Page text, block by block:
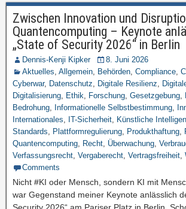
Zwischen Innovation und
Quantencomputing – Keynote
„State of Security 2026“ in Berlin
Dennis-Kenji Kipker
8. Juni 2026
Aktuelles, Allgemein, Behörden, Compliance,
Cyberwar, Datenschutz, Digitale Resilienz,
Digitalisierung, Ethik, Forschung, Gesetzgebung,
Bedrohung, Informationelle Selbstbestimmung,
Internationales, IT-Sicherheit, Künstliche
Standards, Plattformregulierung, Produkthaftung,
Quantencomputing, Recht, Überwachung,
Verfassungsrecht, Vergaberecht, Vertragsfreiheit,
Comments
Nicht #KI oder Mensch, sondern KI mit
war Gegenstand meiner Keynote anlässlich